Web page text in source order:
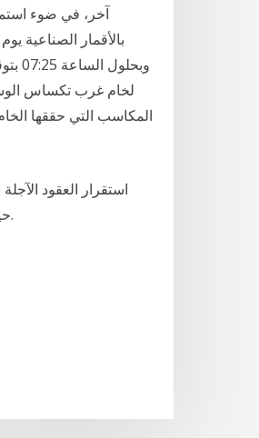
بالأقمار الصناعية
المكاسب التي حققها
حيث تمكنت من الارتداد بشكل طفيف بعد انخفاض ثلاثي في داو في الجلسة السابقة.